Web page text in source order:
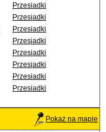
Przesiadki
Przesiadki
Przesiadki
Przesiadki
Przesiadki
Przesiadki
Przesiadki
Przesiadki
Pokaż na mapie